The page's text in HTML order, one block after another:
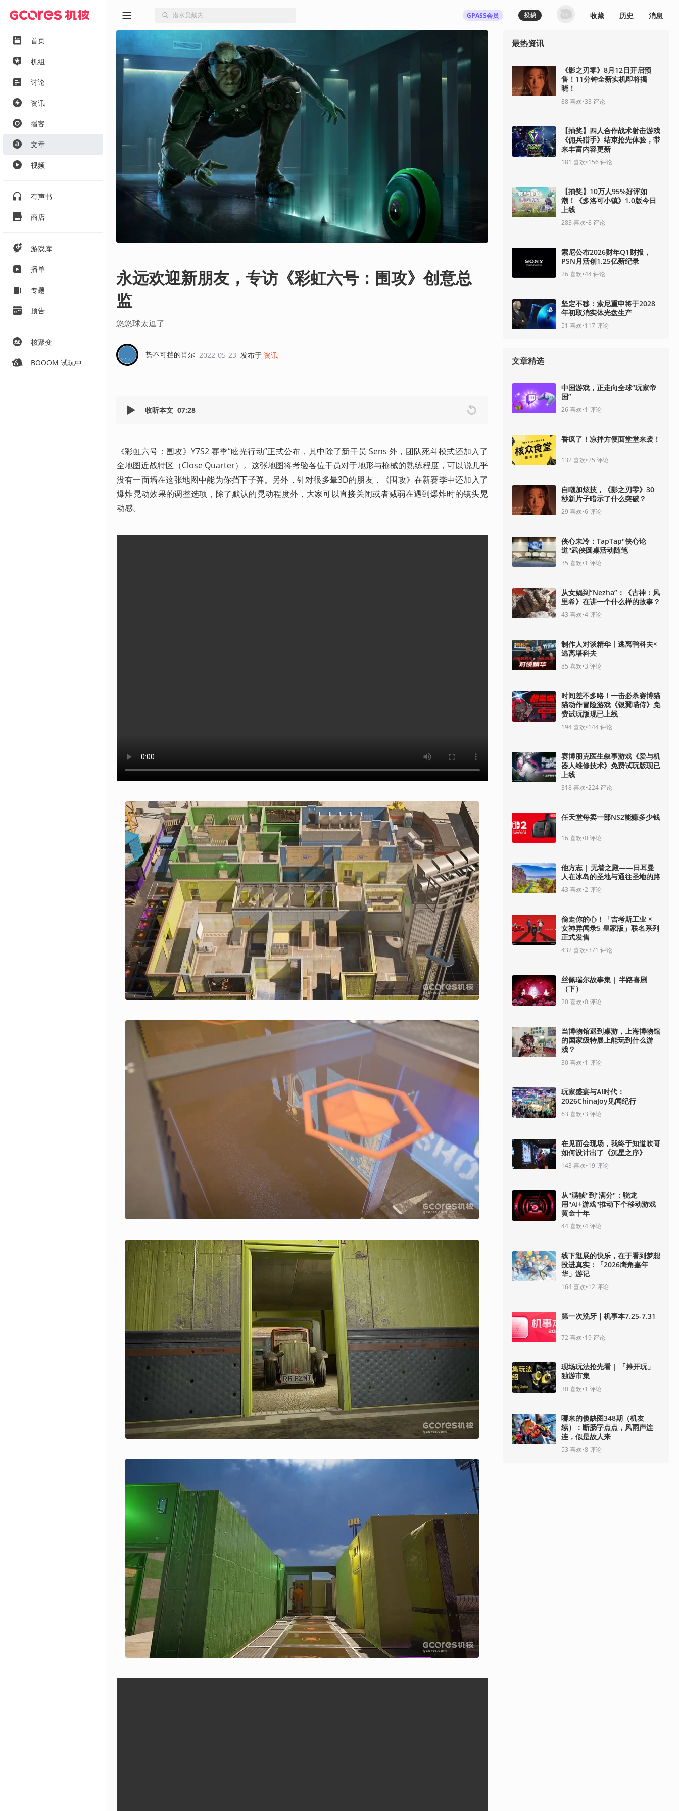
首页
机组
讨论
资讯
播客
文章
视频
有声书
商店
游戏库
播单
专题
预告
核聚变
BOOOM 试玩中
GPASS会员 收藏 历史 消息
永远欢迎新朋友，专访《彩虹六号：围攻》创意总
监
悠悠球太逗了
势不可挡的肖尔 2022-05-23 发布于 资讯
收听本文 07:28
《彩虹六号：围攻》Y7S2 赛季“眩光行动”正式公布，其中除了新干员 Sens 外，团队死斗模式还加入了
全地图近战特区（Close Quarter）。这张地图将考验各位干员对于地形与枪械的熟练程度，可以说几乎
没有一面墙在这张地图中能为你挡下子弹。另外，针对很多晕3D的朋友，《围攻》在新赛季中还加入了
爆炸晃动效果的调整选项，除了默认的晃动程度外，大家可以直接关闭或者减弱在遇到爆炸时的镜头晃
动感。
最热资讯
《影之刃零》8月12日开启预
售！11分钟全新实机即将揭
晓！
88 喜欢•33 评论
【抽奖】四人合作战术射击游戏
《佣兵猎手》结束抢先体验，带
来丰富内容更新
181 喜欢•156评论
【抽奖】10万人95%好评如
潮！《多洛可小镇》1.0版今日
上线
283 喜欢•8 评论
索尼公布2026财年Q1财报，
PSN月活创1.25亿新纪录
26喜欢•44评论
坚定不移：索尼重申将于2028
年初取消实体光盘生产
51 喜欢•117评论
文章精选
中国游戏，正走向全球“玩家帝
国”
26喜欢•1 评论
香疯了！凉拌方便面堂堂来袭！
132 喜欢•25 评论
自嘲加炫技，《影之刃零》30
秒新片子暗示了什么突破？
29 喜欢•6评论
侠心未冷：TapTap"侠心论
道"武侠圆桌活动随笔
35 喜欢•1 评论
从女娲到“Nezha”：《古神：风
里希》在讲一个什么样的故事？
43 喜欢•4评论
制作人对谈精华丨逃离鸭科夫×
逃离塔科夫
85 喜欢•3 评论
时间差不多咯！一击必杀赛博猫
猫动作冒险游戏《银翼喵侍》免
费试玩版现已上线
194喜欢•144评论
赛博朋克医生叙事游戏《爱与机
器人维修技术》免费试玩版现已
上线
318 喜欢•224评论
任天堂每卖一部NS2能赚多少钱
16喜欢•0评论
他方志 | 无墙之殿——日耳曼
人在冰岛的圣地与通往圣地的路
43 喜欢•2 评论
偷走你的心！「吉考斯工业 ×
女神异闻录5 皇家版」联名系列
正式发售
432 喜欢•371 评论
丝佩瑞尔故事集 | 半路喜剧
（下）
20喜欢•0评论
当博物馆遇到桌游，上海博物馆
的国家级特展上能玩到什么游
戏？
30喜欢•1 评论
玩家盛宴与AI时代：
2026ChinaJoy见闻纪行
63 喜欢•3 评论
在见面会现场，我终于知道吹哥
如何设计出了《沉星之序》
143 喜欢•19 评论
从"满帧"到"满分"：骁龙
用"AI+游戏"推动下个移动游戏
黄金十年
44喜欢•4评论
线下逛展的快乐，在于看到梦想
投进真实：「2026鹰角嘉年
华」游记
164喜欢•12 评论
第一次洗牙｜机事本7.25-7.31
72 喜欢•19 评论
现场玩法抢先看 | 「摊开玩」
独游市集
30喜欢•1 评论
哪来的傻缺图348期（机友
续）：断肠字点点，风雨声连
连，似是故人来
53 喜欢•8 评论